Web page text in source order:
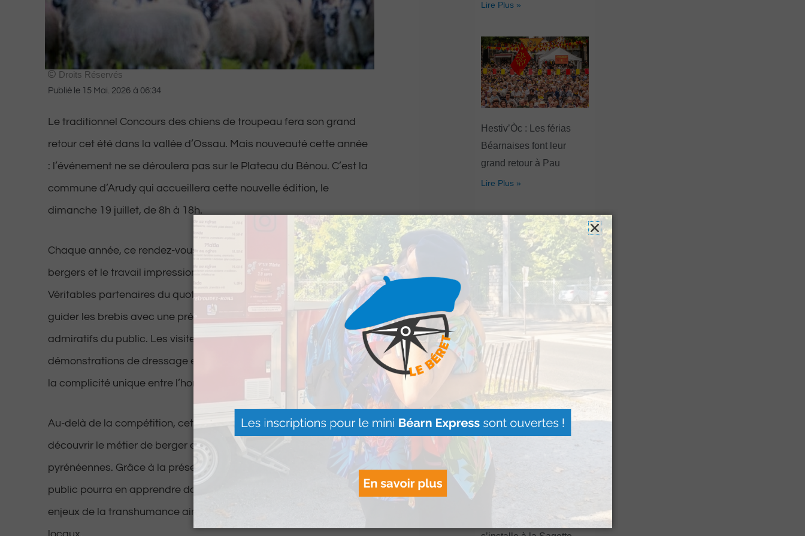
Droits Réservés
Publié le 15 Mai. 2026 à 06:34
Le traditionnel Concours des chiens de troupeau fera son grand
retour cet été dans la vallée d’Ossau. Mais nouveauté cette année
: l’événement ne se déroulera pas sur le Plateau du Bénou. C’est la
commune d’Arudy qui accueillera cette nouvelle édition, le
dimanche 19 juillet, de 8h à 18h.
Chaque année, ce rendez-vous met à l’honneur le savoir-faire des
bergers et le travail impressionnant de leurs chiens de troupeau.
Véritables partenaires du quotidien, ces chiens sont capables de
guider les brebis avec une précision remarquable, sous les yeux
admiratifs du public. Les visiteurs pourront assister à plusieurs
démonstrations de dressage et de conduite sur parcours, illustrant
la complicité unique entre l’homme et l’animal.
Au-delà de la compétition, cette journée sera aussi l’occasion de
découvrir le métier de berger et les traditions pastorales
pyrénéennes. Grâce à la présence de la Pastorale Pyrénéenne, le
public pourra en apprendre davantage sur la vie en estive, les
enjeux de la transhumance ainsi que la fabrication des fromages
Lire Plus »
Hestiv’Òc : Les férias
Béarnaises font leur
grand retour à Pau
Lire Plus »
Le Béret : Un voyage
offert par Version
Voyages pour les grands
gagnants
Lire Plus »